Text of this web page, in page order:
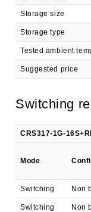
Storage size
Storage type
Tested ambient
Suggested price
Switching
CRS317-1G-
Mode
Switching Non
Switching Non